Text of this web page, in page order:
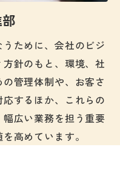
ために、会社のビジ
針のもと、環境、社
管理体制や、お客さ
するほか、これらの
広い業務を担う重要
高めています。